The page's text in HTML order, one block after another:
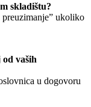
skladištu?
ukoliko
vaših
u dogovoru